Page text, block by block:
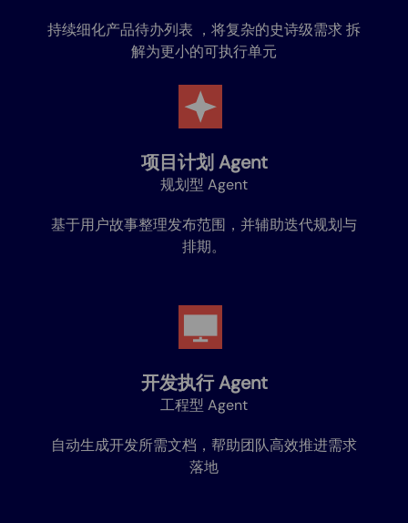
持续细化产品待办列表 ，将复杂的史诗级需求 拆
解为更小的可执行单元
项目计划 Agent
规划型 Agent
基于用户故事整理发布范围，并辅助迭代规划与
排期。
开发执行 Agent
工程型 Agent
自动生成开发所需文档，帮助团队高效推进需求
落地